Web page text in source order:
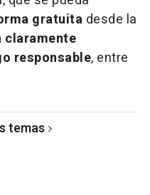
gratuita desde la
claramente
responsable, entre
temas